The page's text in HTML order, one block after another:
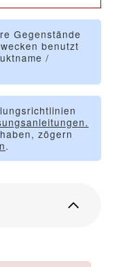
Gegenstände
benutzt
/
zögern
.